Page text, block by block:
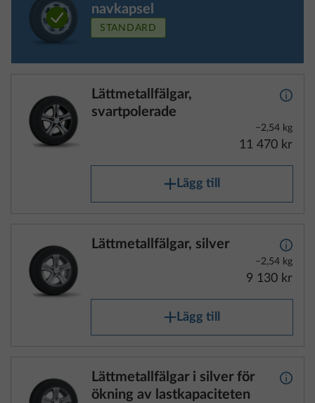
navkapsel
STANDARD
Lättmetallfälgar,
svartpolerade
Mer
−2,54 kg
11 470 kr
Lägg till
Lättmetallfälgar, silver Mer
−2,54 kg
9 130 kr
Lägg till
Lättmetallfälgar i silver för
ökning av lastkapaciteten
Mer